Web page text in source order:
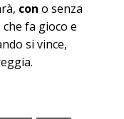
con o senza
fa gioco e
si vince,